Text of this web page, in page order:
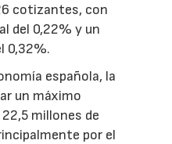
cotizantes, con
del 0,22% y un
0,32%.
española, la
un máximo
millones de
por el